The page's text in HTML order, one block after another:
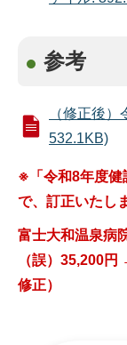
参考
（修正後
532.1KB)
※「令和8年度健
で、訂正いたし
富士大和温泉病
（誤）35,200
修正）